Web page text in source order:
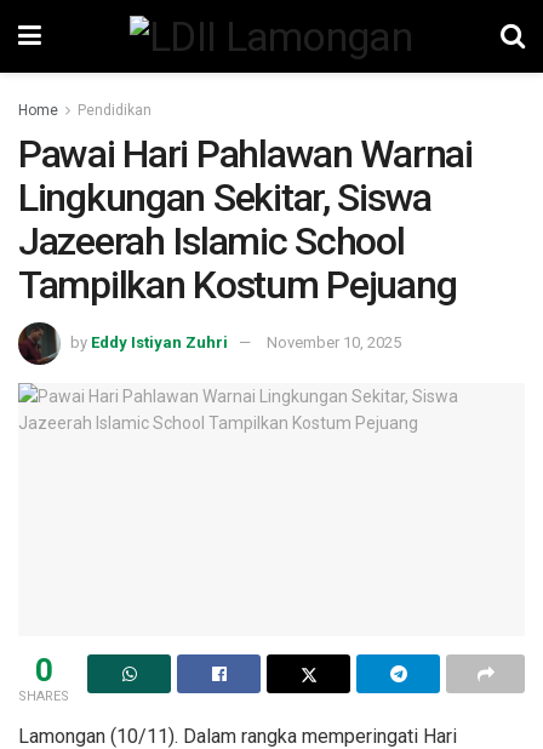
Home Pendidikan
Pawai Hari Pahlawan Warnai
Lingkungan Sekitar, Siswa
Jazeerah Islamic School
Tampilkan Kostum Pejuang
by Eddy Istiyan Zuhri November 10, 2025
0
SHARES
Lamongan (10/11). Dalam rangka memperingati Hari